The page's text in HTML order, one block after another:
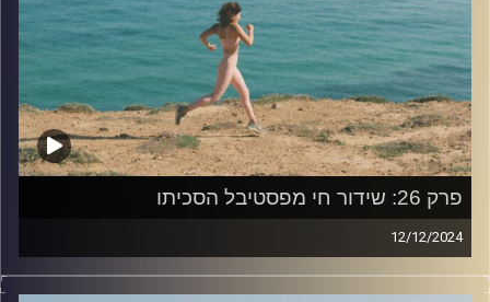
להצטרפות לקבוצת הוואטספ שלנו "קהילת הפודקאסט- תוך
כדי תנועה" בה עולים תכנים רלוונטיים מהפרק, שאלות שלכם
ואתגרים למיניהם
לחצוכאן
האזנה נעימה!
קרדיט תמונות:AudioVersity פרק 26: שידור חי מפסטיבל הסכיתו
12/12/2024
מיקה טוכמאייר – סטודנטית לפסיכולוגיה באוניברסיטת רייכמן